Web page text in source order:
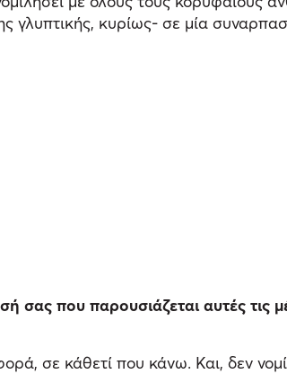
γλυπτικής, κυρίως- σε μία
σας που παρουσιάζεται αυτές τις
σε κάθετί που κάνω. Και, δεν